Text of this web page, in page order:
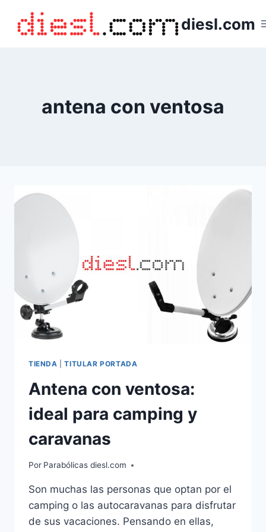
contenido
diesl.com
antena con ventosa
TIENDA |TITULAR PORTADA
Antena con ventosa:
ideal para camping y
caravanas
Por Parabólicas diesl.com
Son muchas las personas que optan por el
camping o las autocaravanas para disfrutar
de sus vacaciones. Pensando en ellas,